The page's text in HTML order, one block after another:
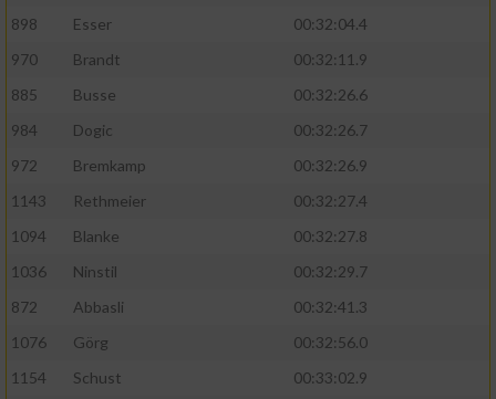
898
Esser
00:32:04.4
970
Brandt
00:32:11.9
885
Busse
00:32:26.6
984
Dogic
00:32:26.7
972
Bremkamp
00:32:26.9
1143
Rethmeier
00:32:27.4
1094
Blanke
00:32:27.8
1036
Ninstil
00:32:29.7
872
Abbasli
00:32:41.3
1076
Görg
00:32:56.0
1154
Schust
00:33:02.9